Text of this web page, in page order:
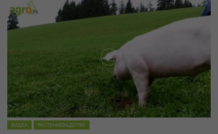
ВИДЕА РАСТЕНИЕВЪДСТВО